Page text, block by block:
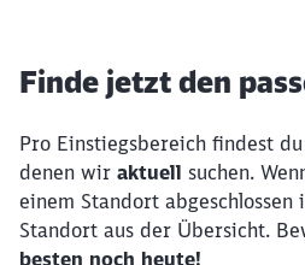
Finde jetzt den
Pro Einstiegsbereich findest
denen wir aktuell suchen.
einem Standort
Standort aus der Übersicht.
besten noch heute!